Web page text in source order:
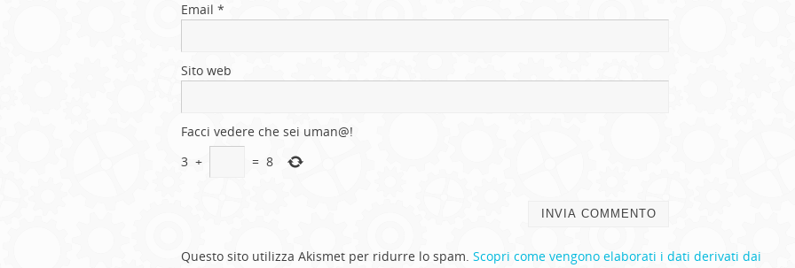
Email *
Sito web
Facci vedere che sei uman@!
3 + = 8
Questo sito utilizza Akismet per ridurre lo spam. Scopri come vengono elaborati i dati derivati dai